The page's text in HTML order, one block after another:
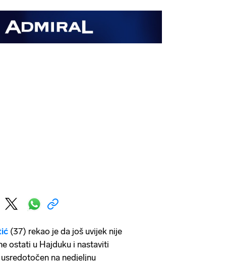
(37) rekao je da još uvijek nije
ostati u Hajduku i nastaviti
na nedjeljnu